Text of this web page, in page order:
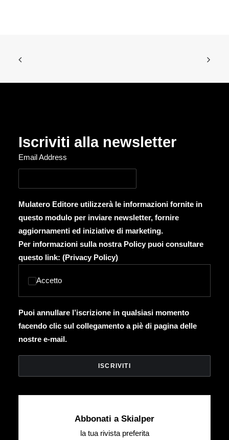
Iscriviti alla newsletter
Email Address
Mulatero Editore utilizzerà le informazioni fornite in
questo modulo per inviare newsletter, fornire
aggiornamenti ed iniziative di marketing.
Per informazioni sulla nostra Policy puoi consultare
questo link: (Privacy Policy)
Accetto
Puoi annullare l’iscrizione in qualsiasi momento
facendo clic sul collegamento a piè di pagina delle
nostre e-mail.
Abbonati a Skialper
la tua rivista preferita